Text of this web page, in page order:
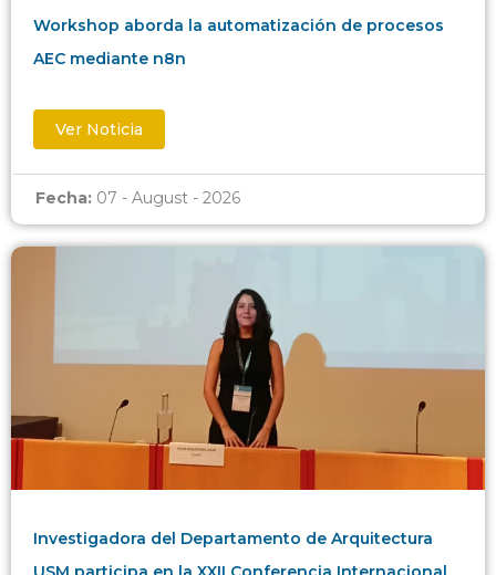
Workshop aborda la automatización de procesos
AEC mediante n8n
Ver Noticia
Fecha: 07 - August - 2026
Investigadora del Departamento de Arquitectura